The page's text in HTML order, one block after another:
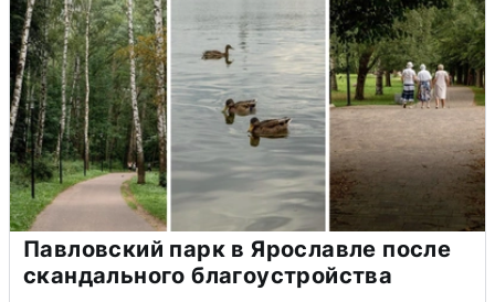
Павловский парк в Ярославле после
скандального благоустройства